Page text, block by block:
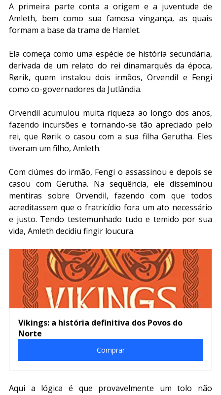
A primeira parte conta a origem e a juventude de
Amleth, bem como sua famosa vingança, as quais
formam a base da trama de Hamlet.
Ela começa como uma espécie de história secundária,
derivada de um relato do rei dinamarquês da época,
Rørik, quem instalou dois irmãos, Orvendil e Fengi
como co-governadores da Jutlândia.
Orvendil acumulou muita riqueza ao longo dos anos,
fazendo incursões e tornando-se tão apreciado pelo
rei, que Rørik o casou com a sua filha Gerutha. Eles
tiveram um filho, Amleth.
Com ciúmes do irmão, Fengi o assassinou e depois se
casou com Gerutha. Na sequência, ele disseminou
mentiras sobre Orvendil, fazendo com que todos
acreditassem que o fratricídio fora um ato necessário
e justo. Tendo testemunhado tudo e temido por sua
vida, Amleth decidiu fingir loucura.
Vikings: a história definitiva dos Povos do
Norte
Comprar
Aqui a lógica é que provavelmente um tolo não